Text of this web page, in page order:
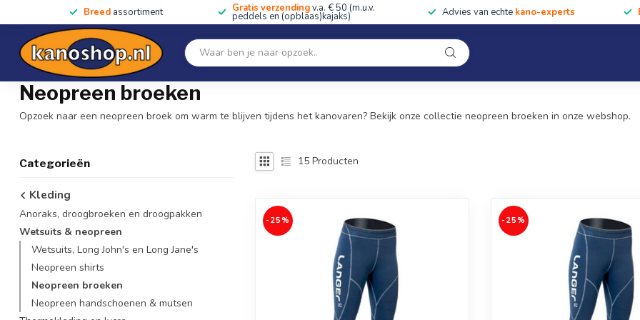
Breed assortiment Gratis verzendingv.a. € 50 (m.u.v.
peddels en (opblaas)kajaks) Advies van echte kano-experts
SALE!! Kano's, kajaks & SUP's Peddels Kleding Uitrusting Accessoires Cursussen &
Onze winkel
Home Kleding / Wetsuits & neopreen / Neopreen broeken
Neopreen broeken
Opzoek naar een neopreen broek om warm te blijven tijdens het kanovaren? Bekijk onze collectie neopreen broeken in onze webshop.
Categorieën
Kleding
Anoraks, droogbroeken en droogpakken
Wetsuits & neopreen
Wetsuits, Long John's en Long Jane's
Neopreen shirts
Neopreen broeken
Neopreen handschoenen & mutsen
15 Producten
-25% -25%